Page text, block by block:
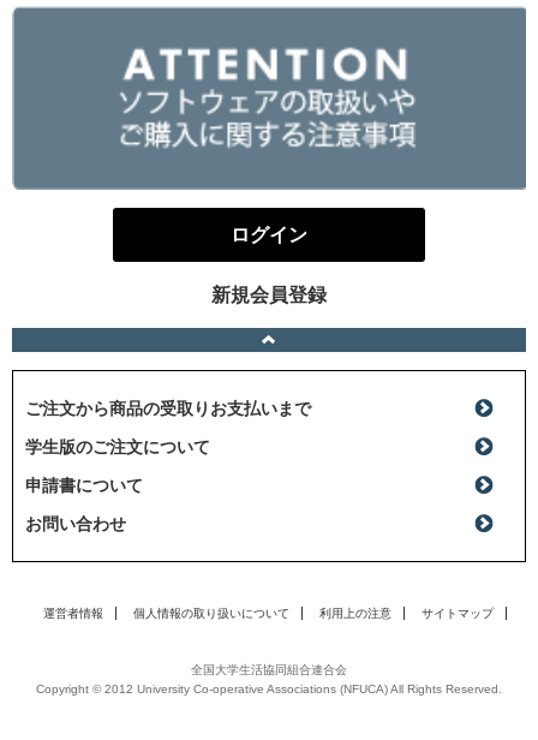
ログイン
新規会員登録
ご注文から商品の受取りお支払いまで
学生版のご注文について
申請書について
お問い合わせ
運営者情報 個人情報の取り扱いについて 利用上の注意 サイトマップ
全国大学生活協同組合連合会
Copyright © 2012 University Co-operative Associations (NFUCA) All Rights Reserved.